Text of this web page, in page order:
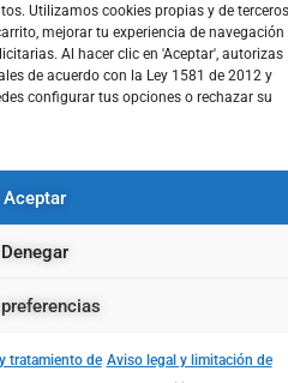
Utilizamos cookies propias y de terceros
mejorar tu experiencia de navegación
Al hacer clic en 'Aceptar', autorizas
de acuerdo con la Ley 1581 de 2012 y
configurar tus opciones o rechazar su
Aceptar
Denegar
tratamiento de Aviso legal y limitación de
S.A.S | NIT:
derechos reservados
una queja, visita el portal de la
y Comercio: www.sic.gov.co